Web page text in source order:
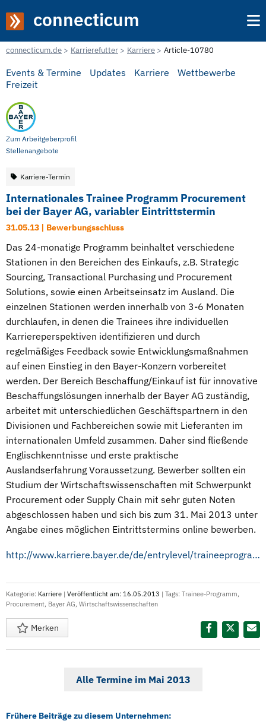
connecticum
connecticum.de Karrierefutter Karriere Article-10780
Events & Termine Updates Karriere
Wettbewerbe
Freizeit
Zum Arbeitgeberprofil
Stellenangebote
Karriere-Termin
Internationales Trainee Programm Procurement
bei der Bayer AG, variabler Eintrittstermin
31.05.13 | Bewerbungsschluss
Das 24-monatige Programm beinhaltet verschiedene
Stationen in den Bereichen des Einkaufs, z.B. Strategic
Sourcing, Transactional Purchasing und Procurement
Solutions, sowie einen Arbeitseinsatz im Ausland. Die
einzelnen Stationen werden innerhalb von 3-6 Monaten
durchlaufen, in denen die Trainees ihre individuellen
Karriereperspektiven identifizieren und durch
regelmäßiges Feedback sowie Entwicklungsmaßnahmen
auf einen Einstieg in den Bayer-Konzern vorbereitet
werden. Der Bereich Beschaffung/Einkauf ist für innovative
Beschaffungslösungen innerhalb der Bayer AG zuständig,
arbeitet mit unterschiedlichen Geschäftspartnern in den
Divisionen und Fachbereichen sowie mit Lieferanten im
internationalen Umfeld zusammen. Daher sind fließende
Englischkenntnisse und erste praktische
Auslandserfahrung Voraussetzung. Bewerber sollten ein
Studium der Wirtschaftswissenschaften mit Schwerpunkt
Procurement oder Supply Chain mit sehr guten Noten
abgeschlossen haben und sich bis zum 31. Mai 2013 unter
Angabe eines möglichen Eintrittstermins online bewerben.
http://www.karriere.bayer.de/de/entrylevel/traineeprograms/procurement/
Kategorie: Karriere | Veröffentlicht am: 16.05.2013 | Tags: Trainee-Programm,
Procurement, Bayer AG, Wirtschaftswissenschaften
Merken
Alle Termine im Mai 2013
Frühere Beiträge zu diesem Unternehmen: